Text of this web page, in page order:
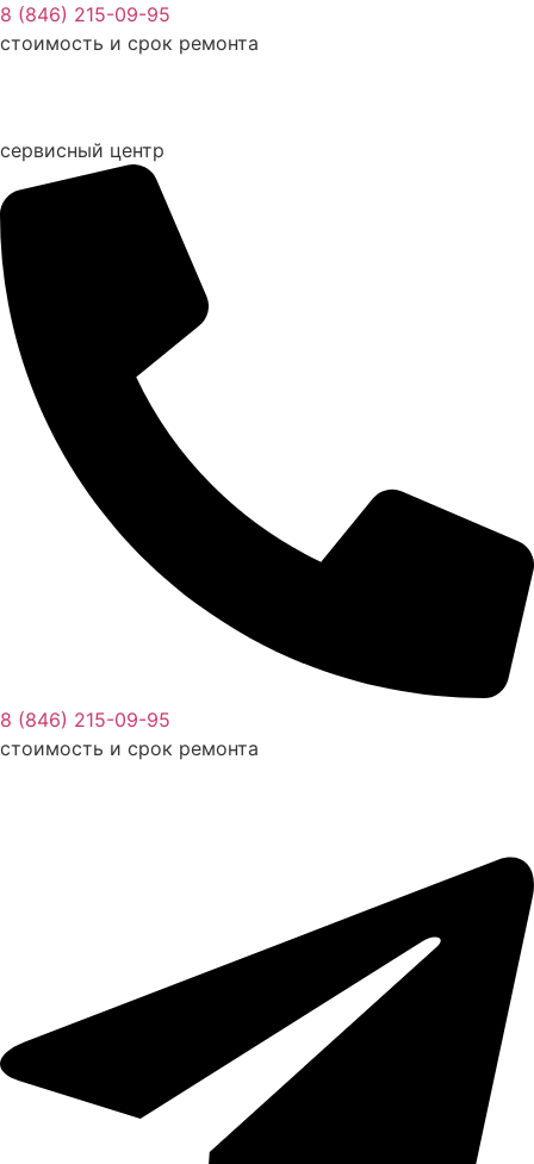
Перейти
к
8 (846) 215-09-95
стоимость и срок ремонта
сервисный центр
8 (846) 215-09-95
стоимость и срок ремонта